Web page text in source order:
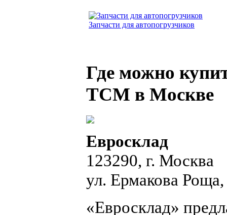
Запчасти для автопогрузчиков
Где можно
ТСМ в Москве
Евросклад
123290, г. Москва
ул. Ермакова Роща,
«Евросклад»